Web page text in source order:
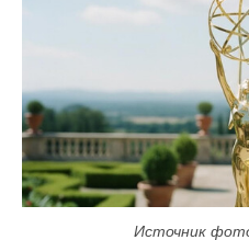
Источник